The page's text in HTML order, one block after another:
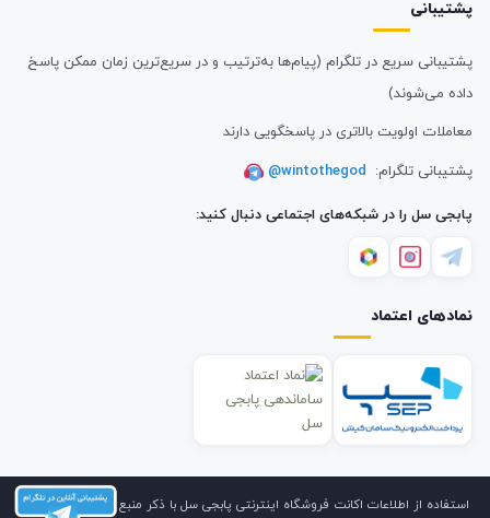
پشتیبانی
پشتیبانی سریع در تلگرام (پیام‌ها به‌ترتیب و در سریع‌ترین زمان ممکن پاسخ
داده می‌شوند)
معاملات اولویت بالاتری در پاسخگویی دارند
پشتیبانی تلگرام: @wintothegod
پابجی سل را در شبکه‌های اجتماعی دنبال کنید:
نمادهای اعتماد
استفاده از اطلاعات اکانت فروشگاه اینترنتی پابجی سل با ذکر منبع بلامانع است. کلیه